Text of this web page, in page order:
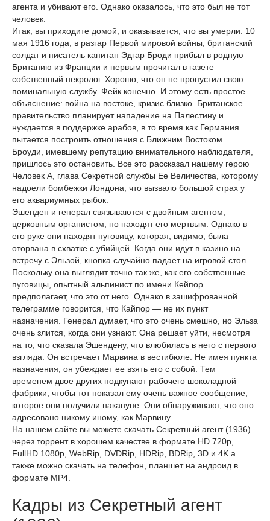
агента и убивают его. Однако оказалось, что это был не тот
человек.
Итак, вы приходите домой, и оказывается, что вы умерли. 10
мая 1916 года, в разгар Первой мировой войны, британский
солдат и писатель капитан Эдгар Броди прибыл в родную
Британию из Франции и первым прочитал в газете
собственный некролог. Хорошо, что он не пропустил свою
поминальную службу. Фейк конечно. И этому есть простое
объяснение: война на востоке, кризис близко. Британское
правительство планирует нападение на Палестину и
нуждается в поддержке арабов, в то время как Германия
пытается построить отношения с Ближним Востоком.
Броуди, имевшему репутацию внимательного наблюдателя,
пришлось это остановить. Все это рассказал нашему герою
Человек А, глава Секретной службы Ее Величества, которому
надоели бомбежки Лондона, что вызвало большой страх у
его аквариумных рыбок.
Эшенден и генерал связываются с двойным агентом,
церковным органистом, но находят его мертвым. Однако в
его руке они находят пуговицу, которая, видимо, была
оторвана в схватке с убийцей. Когда они идут в казино на
встречу с Эльзой, кнопка случайно падает на игровой стол.
Поскольку она выглядит точно так же, как его собственные
пуговицы, опытный альпинист по имени Кейпор
предполагает, что это от него. Однако в зашифрованной
телеграмме говорится, что Кайпор — не их пункт
назначения. Генерал думает, что это очень смешно, но Эльза
очень злится, когда они узнают. Она решает уйти, несмотря
на то, что сказала Эшендену, что влюбилась в него с первого
взгляда. Он встречает Марвина в вестибюле. Не имея пункта
назначения, он убеждает ее взять его с собой. Тем
временем двое других подкупают рабочего шоколадной
фабрики, чтобы тот показал ему очень важное сообщение,
которое они получили накануне. Они обнаруживают, что оно
адресовано никому иному, как Марвину.
На нашем сайте вы можете скачать Секретный агент (1936)
через торрент в хорошем качестве в формате HD 720p,
FullHD 1080p, WebRip, DVDRip, HDRip, BDRip, 3D и 4K а
также можно скачать на телефон, планшет на андроид в
формате MP4.
Кадры из Секретный агент